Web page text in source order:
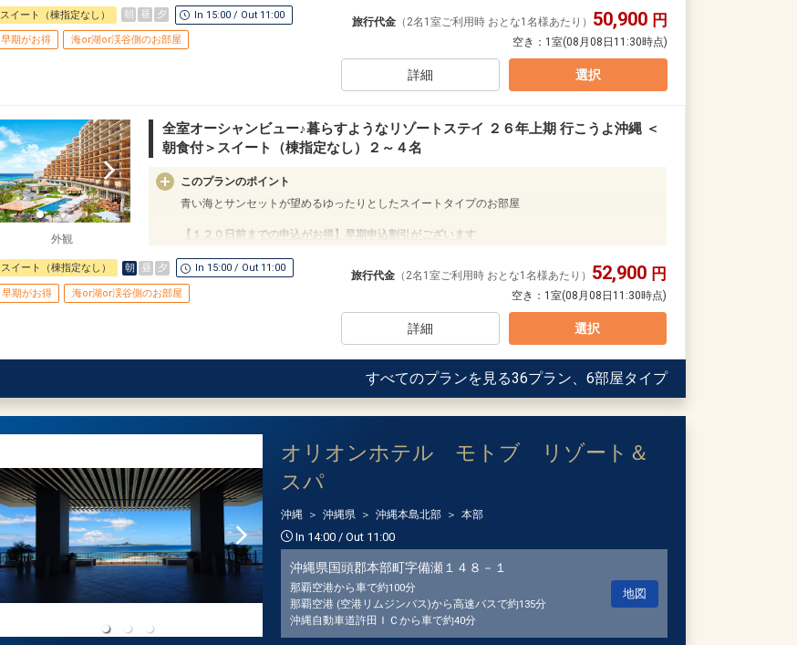
１泊につきおひとり様
※早期申込期間を過ぎてからの変更（人数の内訳・客室タイプ・食事条件・プラン・氏名・人
員・泊数の増減等の変更）があった場合、早期申込割引は適用されません。
※割引適用後のご旅行代金は、カレンダーからお進みいただいた後表示される「空室照会結果確
【９０日前までの申込がお得】早期申込割引がございます
ご宿泊の９０日前までにお申し込みになると
※早期申込期間を過ぎてからの変更（人数の内訳・客室タイプ・食事条件・プラン・氏名・人
※他の割引との併用はできません。
認画面」でご確認ください。
【６０日前までの申込がお得】早期申込割引がございます
ご宿泊の６０日前までにお申し込みになると
員・泊数の増減等の変更）があった場合、早期申込割引は適用されません。
※割引適用後のご旅行代金は、カレンダーからお進みいただいた後表示される「空室照会結果確
認画面」でご確認ください。
●レンタルアメニティやお子様向けグッズなど多様なサポートアイテムのご利用ＯＫ（数量限定／
一部有料）
●屋外プール・フィットネスジム・Ｗｉ－Ｆｉが代金不要でご利用ＯＫ（屋外プール：営業期間４
月～１０月予定）
※旅行代金に含まれます。
●お子様用ルームウェア・スリッパをご用意♪
スイート（棟指定なし） 朝 昼 夕 In 15:00 / Out 11:00
早期がお得 海or湖or渓谷側のお部屋
旅行代金 （2名1室ご利用時 おとな1名様あたり） 50,900 円
空き： 1室(08月08日11:30時点)
詳細 選択
外観
全室オーシャンビュー♪暮らすようなリゾートステイ ２６年上期 行こうよ沖縄 ＜
朝食付＞スイート（棟指定なし）２～４名
このプランのポイント
青い海とサンセットが望めるゆったりとしたスイートタイプのお部屋
【１２０日前までの申込がお得】早期申込割引がございます
１泊につきおひとり様
※早期申込期間を過ぎてからの変更（人数の内訳・客室タイプ・食事条件・プラン・氏名・人
員・泊数の増減等の変更）があった場合、早期申込割引は適用されません。
※割引適用後のご旅行代金は、カレンダーからお進みいただいた後表示される「空室照会結果確
認画面」でご確認ください。
【９０日前までの申込がお得】早期申込割引がございます
※早期申込期間を過ぎてからの変更（人数の内訳・客室タイプ・食事条件・プラン・氏名・人
員・泊数の増減等の変更）があった場合、早期申込割引は適用されません。
※他の割引との併用はできません。
※割引適用後のご旅行代金は、カレンダーからお進みいただいた後表示される「空室照会結果確
認画面」でご確認ください。
【６０日前までの申込がお得】早期申込割引がございます
ご宿泊の６０日前までにお申し込みになると
１泊につきおひとり様 １，０００円引
※早期申込期間を過ぎてからの変更（人数の内訳・客室タイプ・食事条件・プラン・氏名・人
員・泊数の増減等の変更）があった場合、早期申込割引は適用されません。
※他の割引との併用はできません。
スイート（棟指定なし） 朝 昼 夕 In 15:00 / Out 11:00
早期がお得 海or湖or渓谷側のお部屋
旅行代金 （2名1室ご利用時 おとな1名様あたり） 52,900 円
空き： 1室(08月08日11:30時点)
詳細 選択
すべてのプランを見る36プラン、6部屋タイプ
オリオンホテル モトブ リゾート＆
スパ
沖縄 沖縄県 沖縄本島北部 本部
In 14:00 / Out 11:00
沖縄県国頭郡本部町字備瀬１４８－１
那覇空港から車で約100分
那覇空港 (空港リムジンバス)から高速バスで約135分
沖縄自動車道許田ＩＣから車で約40分
地図